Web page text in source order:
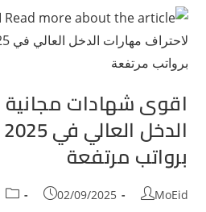
اقوى شهادات مجانية
برواتب مرتفعة
MoEid
02/09/2025